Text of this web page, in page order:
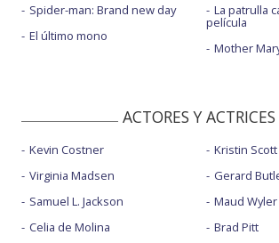
Spider-man: Brand new day
El último mono
La patrulla
película
Mother
ACTORES Y ACTRICES
Kevin Costner
Virginia Madsen
Samuel L. Jackson
Celia de Molina
Kristin
Gerard
Maud Wyler
Brad Pitt